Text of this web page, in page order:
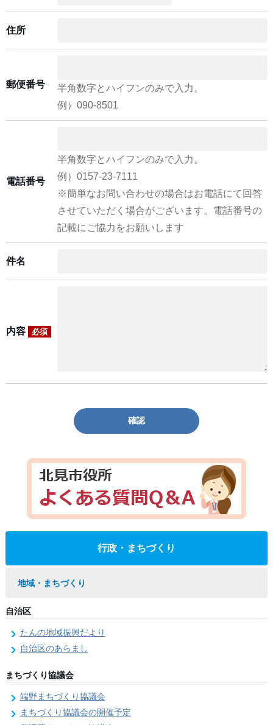
住所
郵便番号
半角数字とハイフンのみで入力。
例）090-8501
電話番号
半角数字とハイフンのみで入力。
例）0157-23-7111
※簡単なお問い合わせの場合はお電話にて回答
させていただく場合がございます。電話番号の
記載にご協力をお願いします
件名
内容 必須
確認
行政・まちづくり
地域・まちづくり
自治区
たんの地域振興だより
自治区のあらまし
まちづくり協議会
端野まちづくり協議会
まちづくり協議会の開催予定